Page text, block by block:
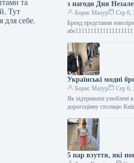
та
Тут
для себе.
з нагоди Дня
Борис Мазур
Сер 6,
Бренд представив ювелірну серію, створив фотоініціативу та відкрив експозицію, присвячену
Українські модні
Борис Мазур
Сер 6,
Як підтримати улюблені
дорогоцінну столицю
5 пар взуття, які